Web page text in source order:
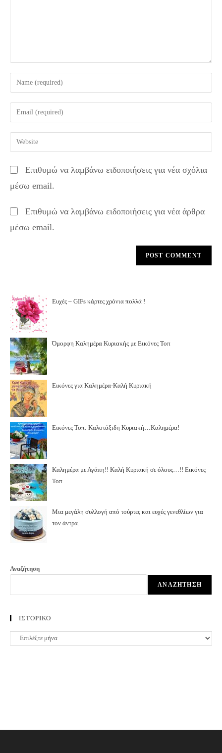
Enter
your
name
comment
Enter
your
email
address
comment
Enter
your
URL
(optional)
Επιθυμώ να λαμβάνω ειδοποιήσεις για νέα σχόλια
μέσω email.
Επιθυμώ να λαμβάνω ειδοποιήσεις για νέα άρθρα
μέσω email.
Ευχές – GIFs κάρτες χρόνια πολλά !
Όμορφη Καλημέρα Κυριακής με Εικόνες Τοπ
Εικόνες για Καλημέρα-Καλή Κυριακή
Εικόνες Τοπ: Καλοτάξιδη Κυριακή…Καλημέρα!
Καλημέρα με Αγάπη!! Καλή Κυριακή σε όλους…!! Εικόνες
Τοπ
Μια μεγάλη συλλογή από τούρτες και ευχές γενεθλίων για
τον άντρα.
Αναζήτηση
ΑΝΑΖΉΤΗΣΗ
ΙΣΤΟΡΙΚΟ
ΙΣΤΟΡΙΚΟ